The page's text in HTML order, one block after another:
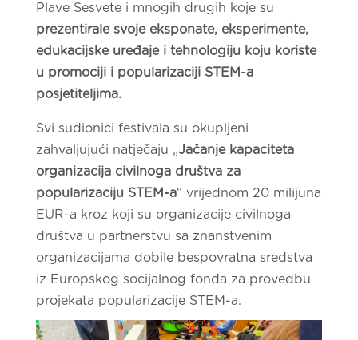
Plave Sesvete i mnogih drugih koje su
prezentirale svoje eksponate, eksperimente,
edukacijske uređaje i tehnologiju koju koriste
u promociji i popularizaciji STEM-a
posjetiteljima.
Svi sudionici festivala su okupljeni
zahvaljujući natječaju „Jačanje kapaciteta
organizacija civilnoga društva za
popularizaciju STEM-a“ vrijednom 20 milijuna
EUR-a kroz koji su organizacije civilnoga
društva u partnerstvu sa znanstvenim
organizacijama dobile bespovratna sredstva
iz Europskog socijalnog fonda za provedbu
projekata popularizacije STEM-a.